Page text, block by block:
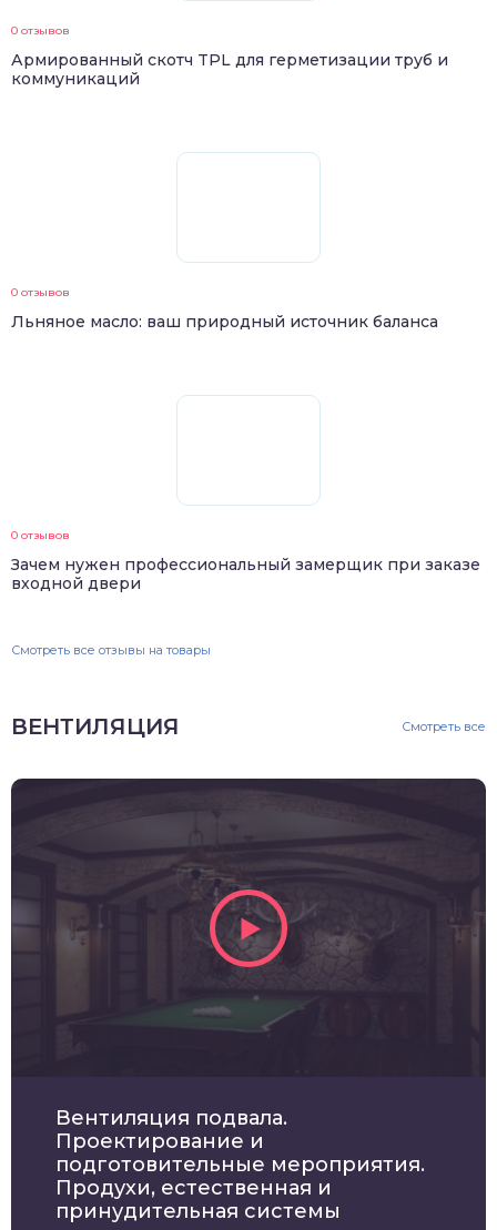
0 отзывов
Армированный скотч TPL для герметизации труб и
коммуникаций
0 отзывов
Льняное масло: ваш природный источник баланса
0 отзывов
Зачем нужен профессиональный замерщик при заказе
входной двери
Смотреть все отзывы на товары
ВЕНТИЛЯЦИЯ Смотреть все
Вентиляция подвала.
Проектирование и
подготовительные мероприятия.
Продухи, естественная и
принудительная системы